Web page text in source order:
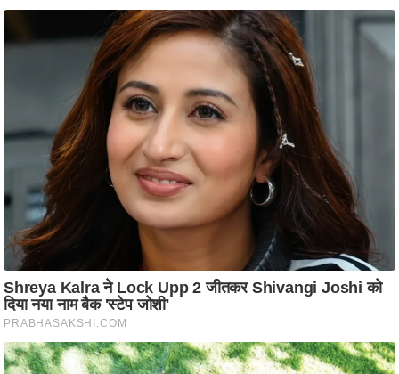
मा
र्म
स्थ
ल
व्र
त
त्यो
हा
र